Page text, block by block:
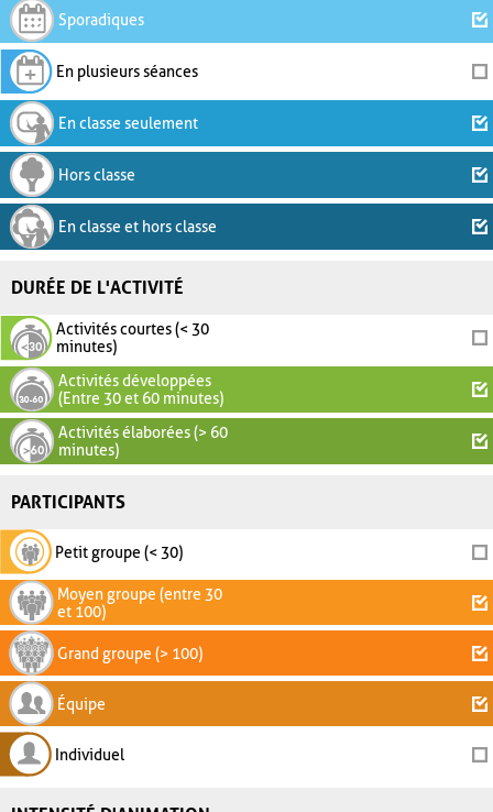
Sporadiques
En plusieurs séances
En classe seulement
Hors classe
En classe et hors classe
DURÉE DE L'ACTIVITÉ
Activités courtes (< 30
minutes)
Activités développées
(Entre 30 et 60 minutes)
Activités élaborées (> 60
minutes)
PARTICIPANTS
Petit groupe (< 30)
Moyen groupe (entre 30
et 100)
Grand groupe (> 100)
Équipe
Individuel